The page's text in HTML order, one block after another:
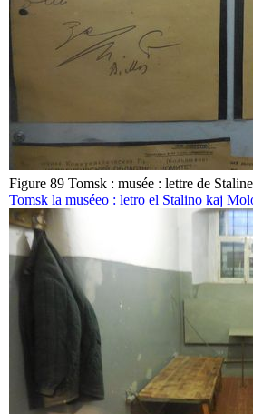
Figure 89 Tomsk : musée : lettre de
Tomsk la muséeo : letro el Stalino kaj